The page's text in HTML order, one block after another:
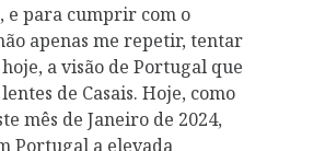
e para cumprir com o
apenas me repetir, tentar
a visão de Portugal que
de Casais. Hoje, como
mês de Janeiro de 2024,
Portugal a elevada